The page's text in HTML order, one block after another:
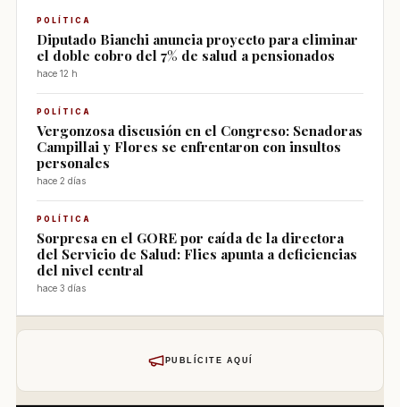
POLÍTICA
Diputado Bianchi anuncia proyecto para eliminar
el doble cobro del 7% de salud a pensionados
hace 12 h
POLÍTICA
Vergonzosa discusión en el Congreso: Senadoras
Campillai y Flores se enfrentaron con insultos
personales
hace 2 días
POLÍTICA
Sorpresa en el GORE por caída de la directora
del Servicio de Salud: Flies apunta a deficiencias
del nivel central
hace 3 días
PUBLÍCITE AQUÍ